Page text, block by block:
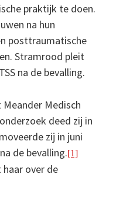
praktijk te doen.
na hun
posttraumatische
Stramrood pleit
na de bevalling.
Medisch
deed zij in
zij in juni
de bevalling.[1]
over de